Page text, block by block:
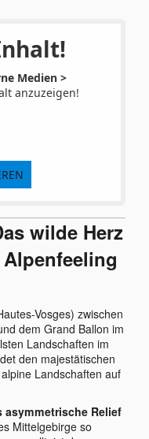
Medien >
anzuzeigen!
wilde Herz
Vosges) zwischen
dem Grand Ballon im
Landschaften im
den majestätischen
Landschaften auf
Relief
Mittelgebirge so